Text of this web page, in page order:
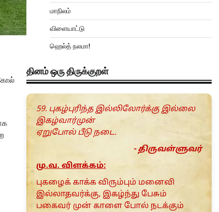
மாநிலம்
விளையாட்டு
ஹெல்த் நலமா!
தினம் ஒரு திருக்குறள்
59. புகழ்புரிந்த இல்லிலோர்க்கு இல்லை
இகழ்வார்முன்
ஏறுபோல் பீடு நடை.
- திருவள்ளுவர்
மு.வ. விளக்கம்:
புகழைக் காக்க விரும்பும் மனைவி
இல்லாதவர்க்கு, இகழ்ந்து பேசும்
பகைவர் முன் காளை போல் நடக்கும்